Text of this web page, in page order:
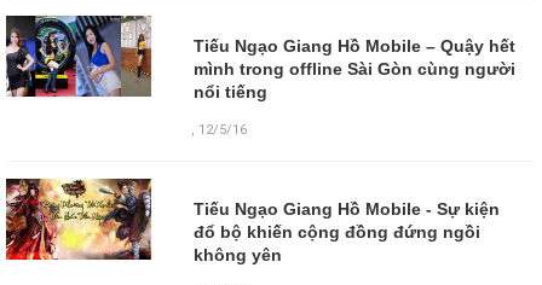
Tiếu Ngạo Giang Hồ Mobile – Quậy hết
mình trong offline Sài Gòn cùng người
nổi tiếng
, 12/5/16
Tiếu Ngạo Giang Hồ Mobile - Sự kiện
đổ bộ khiến cộng đồng đứng ngồi
không yên